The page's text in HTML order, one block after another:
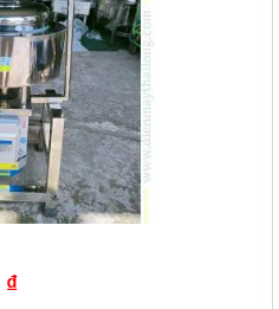
₫Giá
hiện